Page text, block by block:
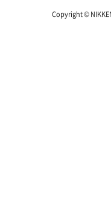
Copyright ©